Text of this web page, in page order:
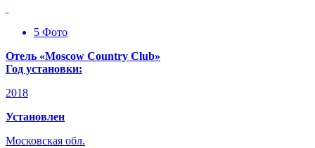
5 Фото
Отель «Moscow Country Club»
Год установки:
2018
Установлен
Московская обл.